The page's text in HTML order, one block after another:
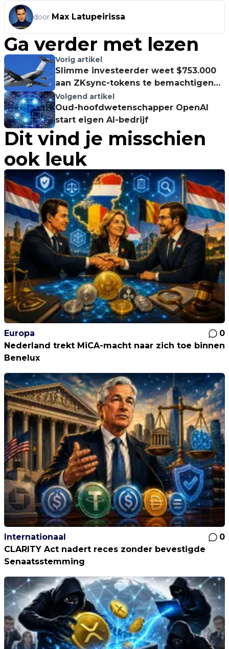
door Max Latupeirissa
Ga verder met lezen
Vorig artikel
Slimme investeerder weet $753.000
aan ZKsync-tokens te bemachtigen
via airdrop
Volgend artikel
Oud-hoofdwetenschapper OpenAI
start eigen AI-bedrijf
Dit vind je misschien
ook leuk
Europa
0
Nederland trekt MiCA-macht naar zich toe binnen
Benelux
Internationaal
0
CLARITY Act nadert reces zonder bevestigde
Senaatsstemming